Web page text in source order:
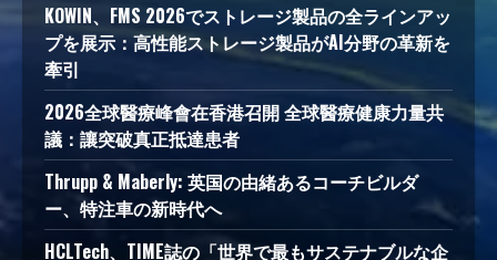
KOWIN、FMS 2026でストレージ製品の全ラインアッ
プを展示：高性能ストレージ製品がAI分野の革新を
牽引
2026全球醫療峰會在香港召開 全球醫療健康力量共
議：讓突破真正抵達患者
Thrupp & Maberly: 英国の由緒あるコーチビルダ
ー、特注車の新時代へ
HCLTech、TIME誌の「世界で最もサステナブルな企